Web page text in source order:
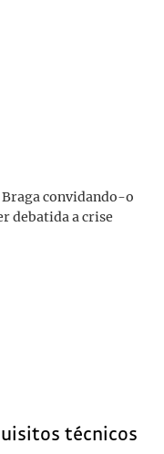
convidando-o
debatida a crise
técnicos